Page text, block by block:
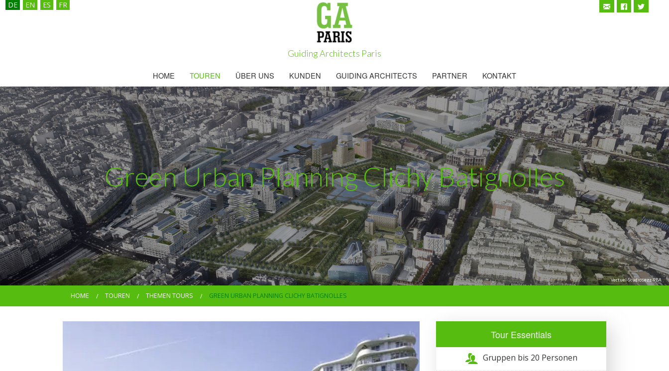
Guiding Architects Paris
DE EN ES FR
HOME TOUREN ÜBER UNS KUNDEN GUIDING ARCHITECTS PARTNER KONTAKT
Green Urban Planning Clichy Batignolles
Vectuel-Studiosezz-PBA
HOME TOUREN THEMEN TOURS GREEN URBAN PLANNING CLICHY BATIGNOLLES
Tour Essentials
Gruppen bis 20 Personen